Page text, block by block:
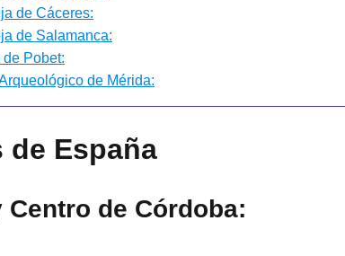
de Cáceres:
de Salamanca:
Pobet:
de Mérida:
de España
Centro de Córdoba: